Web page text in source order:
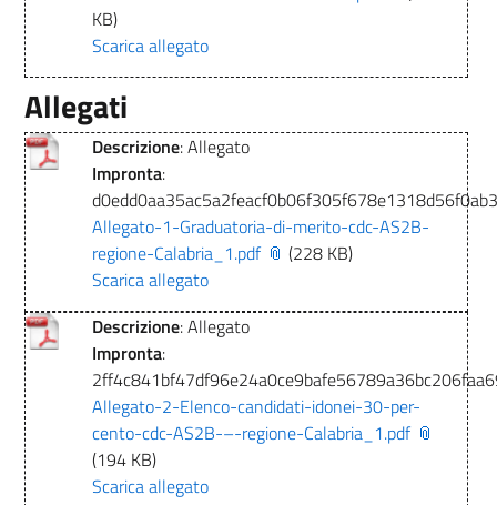
KB)
Scarica allegato
Allegati
Descrizione: Allegato
Impronta:
Allegato-1-Graduatoria-di-merito-cdc-AS2B-
regione-Calabria_1.pdf
(228 KB)
Scarica allegato
Descrizione: Allegato
Impronta:
Allegato-2-Elenco-candidati-idonei-30-per-
cento-cdc-AS2B-–-regione-Calabria_1.pdf
(194 KB)
Scarica allegato